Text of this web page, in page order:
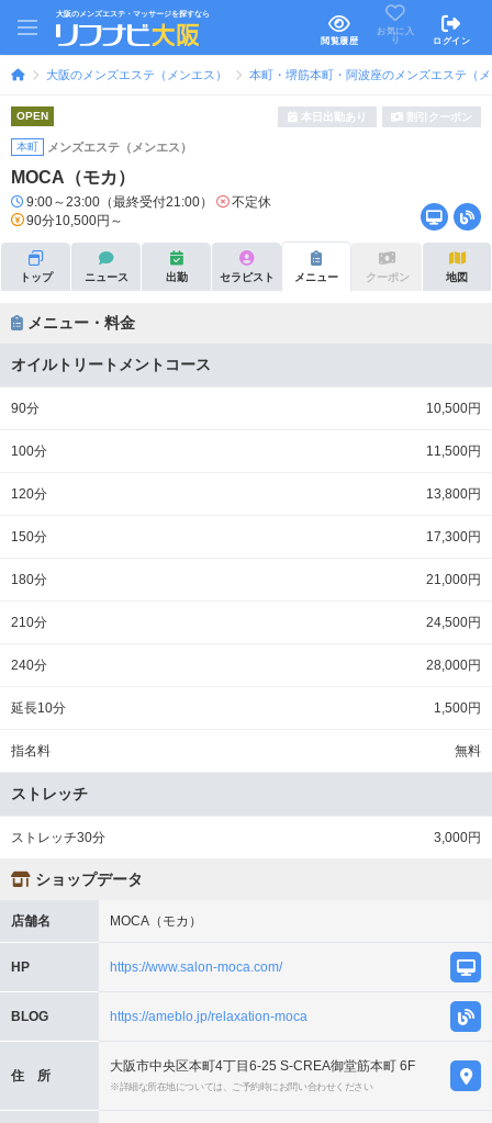
大阪のメンズエステ・マッサージを探すなら
閲覧履歴
お気に入
り
ログイン
大阪のメンズエステ（メンエス） 本町・堺筋本町・阿波座のメンズエステ（
OPEN 本日出勤あり 割引クーポン
本町 メンズエステ（メンエス）
MOCA（モカ）
9:00～23:00（最終受付21:00）
不定休
90分10,500円～
トップ ニュース 出勤 セラピスト メニュー クーポン 地図
メニュー・料金
オイルトリートメントコース
90分 10,500円
100分 11,500円
120分 13,800円
150分 17,300円
180分 21,000円
210分 24,500円
240分 28,000円
延長10分 1,500円
指名料 無料
ストレッチ
ストレッチ30分 3,000円
ショップデータ
店舗名 MOCA（モカ）
HP https://www.salon-moca.com/
BLOG https://ameblo.jp/relaxation-moca
住 所
大阪市中央区本町4丁目6-25 S-CREA御堂筋本町 6F
※詳細な所在地については、ご予約時にお問い合わせください